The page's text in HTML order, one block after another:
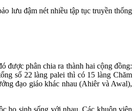
lưu đậm nét nhiều tập tục truyền thống
phân chia ra thành hai cộng đồng:
số 22 làng palei thì có 15 làng Chăm
đạo giáo khác nhau (Ahiêr và Awal),
họ sinh sống với nhau. Các khuôn viên